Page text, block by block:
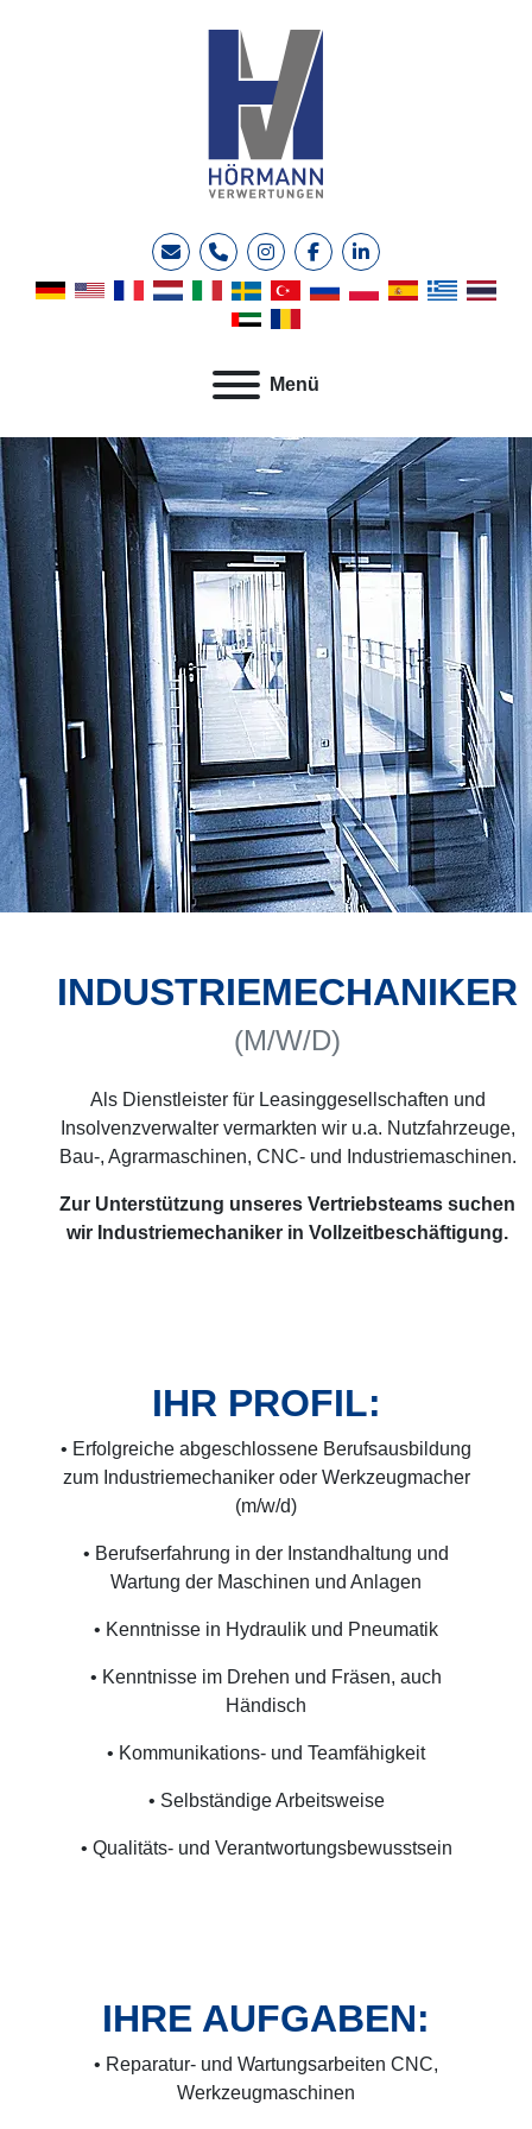
E-MailTelefoninstagramfacebooklinkedin
Menü
INDUSTRIEMECHANIKER
(M/W/D)
Als Dienstleister für Leasinggesellschaften und
Insolvenzverwalter vermarkten wir u.a. Nutzfahrzeuge,
Bau-, Agrarmaschinen, CNC- und Industriemaschinen.
Zur Unterstützung unseres Vertriebsteams suchen
wir Industriemechaniker in Vollzeitbeschäftigung.
IHR PROFIL:
• Erfolgreiche abgeschlossene Berufsausbildung
zum Industriemechaniker oder Werkzeugmacher
(m/w/d)
• Berufserfahrung in der Instandhaltung und
Wartung der Maschinen und Anlagen
• Kenntnisse in Hydraulik und Pneumatik
• Kenntnisse im Drehen und Fräsen, auch
Händisch
• Kommunikations- und Teamfähigkeit
• Selbständige Arbeitsweise
• Qualitäts- und Verantwortungsbewusstsein
IHRE AUFGABEN:
• Reparatur- und Wartungsarbeiten CNC,
Werkzeugmaschinen